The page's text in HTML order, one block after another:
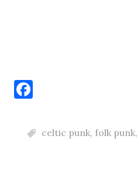
cceltic punk, folk punk,